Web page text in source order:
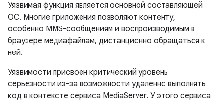
Уязвимая функция является основной составляющей
ОС. Многие приложения позволяют контенту,
особенно MMS-сообщениям и воспроизводимым в
браузере медиафайлам, дистанционно обращаться к
ней.
Уязвимости присвоен критический уровень
серьезности из-за возможности удаленно выполнять
код в контексте сервиса MediaServer. У этого сервиса